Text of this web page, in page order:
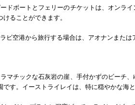
ドボートとフェリーのチケットは、オンラ
ることができます。
ビ空港から旅行する場合は、アオナンまた
マチックな石灰岩の崖、手付かずのビーチ
す。イーストライレイは、特に穏やかな海